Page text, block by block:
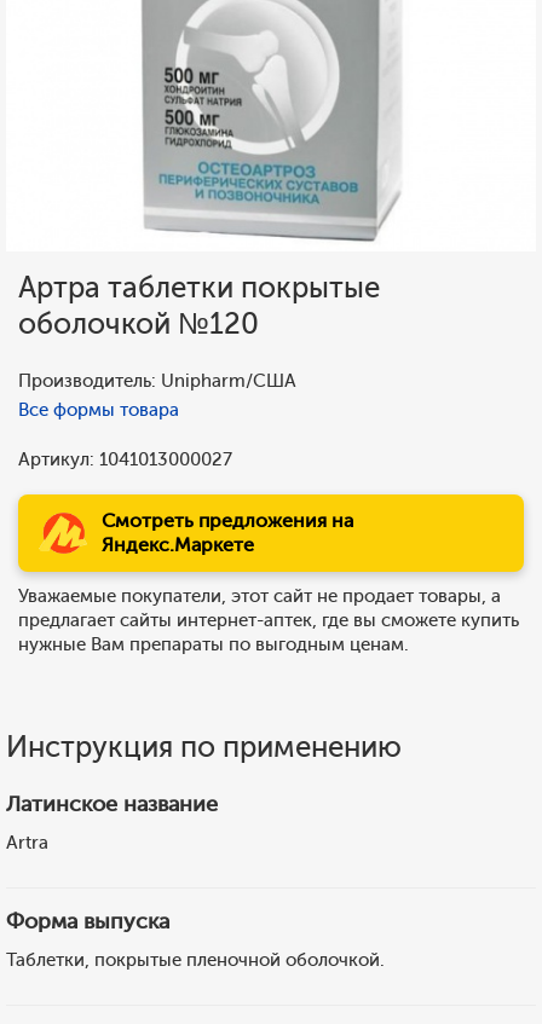
Артра таблетки покрытые
оболочкой №120
Производитель: Unipharm/США
Все формы товара
Артикул: 1041013000027
Смотреть предложения на
Яндекс.Маркете
Уважаемые покупатели, этот сайт не продает товары, а
предлагает сайты интернет-аптек, где вы сможете купить
нужные Вам препараты по выгодным ценам.
Инструкция по применению
Латинское название
Artra
Форма выпуска
Таблетки, покрытые пленочной оболочкой.